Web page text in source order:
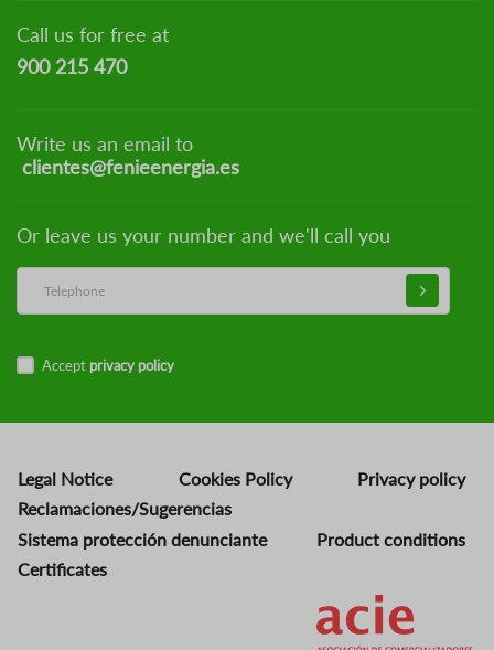
Call us for free at
900 215 470
Write us an email to
clientes@fenieenergia.es
Or leave us your number and we'll call you
Accept privacy policy
Legal Notice Cookies Policy
Privacy policy
Reclamaciones/Sugerencias
Sistema protección denunciante
Product conditions
Certificates